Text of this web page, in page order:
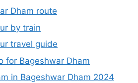
Dham route
by train
travel guide
for Bageshwar Dham
in Bageshwar Dham 2024